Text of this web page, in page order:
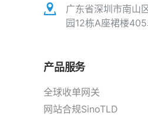
广东省深圳市南山
园12栋A座裙楼
产品服务
全球收单网关
网站合规SinoTLD